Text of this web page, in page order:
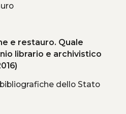
e restauro. Quale
librario e archivistico
dello Stato